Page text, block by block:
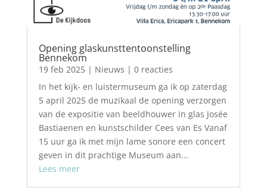
Opening glaskunsttentoonstelling
Bennekom
19 feb 2025| Nieuws | 0 reacties
In het kijk- en luistermuseum ga ik op zaterdag
5 april 2025 de muzikaal de opening verzorgen
van de expositie van beeldhouwer in glas Josée
Bastiaenen en kunstschilder Cees van Es Vanaf
15 uur ga ik met mijn lame sonore een concert
geven in dit prachtige Museum aan...
Lees meer